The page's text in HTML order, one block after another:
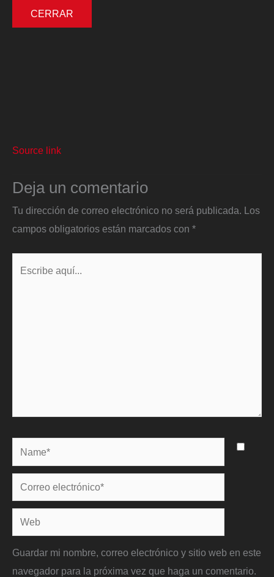
CERRAR
Source link
Deja un comentario
Tu dirección de correo electrónico no será publicada.
Los
campos obligatorios están marcados con *
Name*
Correo
electrónico*
Web
Guardar mi nombre, correo electrónico y sitio web en este
navegador para la próxima vez que haga un comentario.